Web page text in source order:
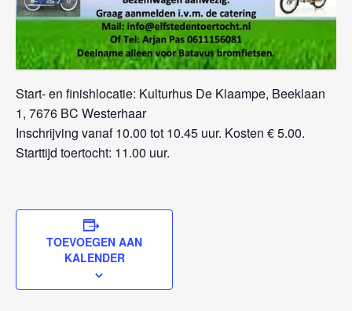
Start- en finishlocatie: Kulturhus De Klaampe, Beeklaan
1, 7676 BC Westerhaar
Inschrijving vanaf 10.00 tot 10.45 uur. Kosten € 5.00.
Starttijd toertocht: 11.00 uur.
TOEVOEGEN AAN
KALENDER